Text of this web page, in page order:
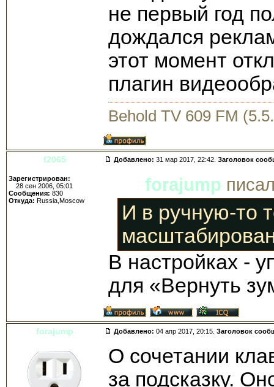
не первый год
дождался
этот момент
плагин
Behold TV 609 FM
f2065 Добавлено: 31 мар 2017, 22:42. Заголовок
Зарегистрирован:
28 сен 2006, 05:01
Сообщения: 830
Откуда: Russia,Moscow
forajump
И в ручную-то
В настройках -
для «Вернуть
forajump Добавлено: 04 апр 2017, 20:15. Заголовок
О сочетании
за подсказку.